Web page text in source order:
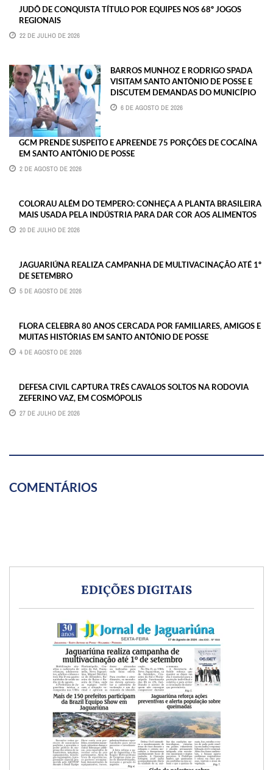
JUDÔ DE CONQUISTA TÍTULO POR EQUIPES NOS 68º JOGOS
REGIONAIS
22 DE JULHO DE 2026
BARROS MUNHOZ E RODRIGO SPADA
VISITAM SANTO ANTÔNIO DE POSSE E
DISCUTEM DEMANDAS DO MUNICÍPIO
6 DE AGOSTO DE 2026
GCM PRENDE SUSPEITO E APREENDE 75 PORÇÕES DE COCAÍNA
EM SANTO ANTÔNIO DE POSSE
2 DE AGOSTO DE 2026
COLORAU ALÉM DO TEMPERO: CONHEÇA A PLANTA BRASILEIRA
MAIS USADA PELA INDÚSTRIA PARA DAR COR AOS ALIMENTOS
20 DE JULHO DE 2026
JAGUARIÚNA REALIZA CAMPANHA DE MULTIVACINAÇÃO ATÉ 1º
DE SETEMBRO
5 DE AGOSTO DE 2026
FLORA CELEBRA 80 ANOS CERCADA POR FAMILIARES, AMIGOS E
MUITAS HISTÓRIAS EM SANTO ANTÔNIO DE POSSE
4 DE AGOSTO DE 2026
DEFESA CIVIL CAPTURA TRÊS CAVALOS SOLTOS NA RODOVIA
ZEFERINO VAZ, EM COSMÓPOLIS
27 DE JULHO DE 2026
COMENTÁRIOS
EDIÇÕES DIGITAIS